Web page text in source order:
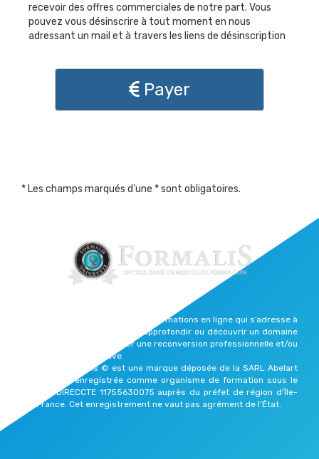
recevoir des offres commerciales de notre part. Vous
pouvez vous désinscrire à tout moment en nous
adressant un mail et à travers les liens de désinscription
Payer
* Les champs marqués d'une * sont obligatoires.
Formalis est une plateforme de formations en ligne qui s’adresse à
celles et ceux qui souhaitent approfondir ou découvrir un domaine
qui les passionne, effectuer une reconversion professionnelle et/ou
reprendre une vie active.
Elearning Formalis © est une marque déposée de la SARL Abelart
Productions enregistrée comme organisme de formation sous le
numéro DIRECCTE 11755630075 auprès du préfet de région d'Île-
de-France. Cet enregistrement ne vaut pas agrément de l’État.